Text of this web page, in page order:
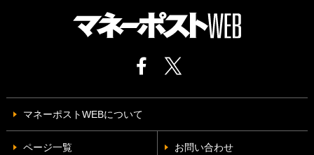
マネーポストWEBについて
ページ一覧 お問い合わせ